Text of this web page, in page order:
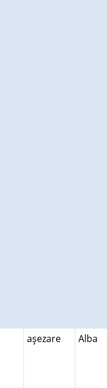
aşezare Alba